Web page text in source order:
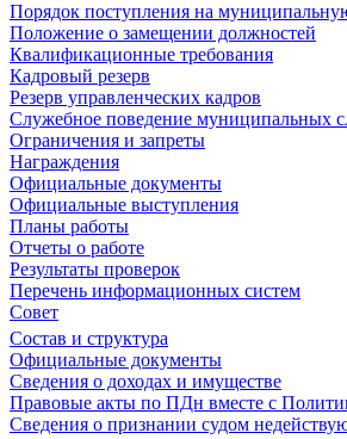
Порядок поступления на
Положение о замещении должностей
Квалификационные требования
Кадровый резерв
Резерв управленческих кадров
Служебное поведение муниципальных
Ограничения и запреты
Награждения
Официальные документы
Официальные выступления
Планы работы
Отчеты о работе
Результаты проверок
Перечень информационных систем
Совет
Состав и структура
Официальные документы
Сведения о доходах и имуществе
Правовые акты по ПДн вместе с
Сведения о признании судом